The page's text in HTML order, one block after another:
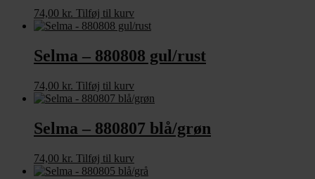
74,00 kr. Tilføj til kurv
Selma – 880808 gul/rust
74,00 kr. Tilføj til kurv
Selma – 880807 blå/grøn
74,00 kr. Tilføj til kurv